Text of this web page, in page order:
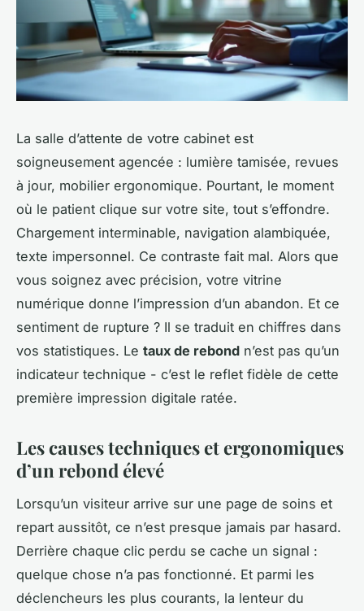
La salle d’attente de votre cabinet est
soigneusement agencée : lumière tamisée, revues
à jour, mobilier ergonomique. Pourtant, le moment
où le patient clique sur votre site, tout s’effondre.
Chargement interminable, navigation alambiquée,
texte impersonnel. Ce contraste fait mal. Alors que
vous soignez avec précision, votre vitrine
numérique donne l’impression d’un abandon. Et ce
sentiment de rupture ? Il se traduit en chiffres dans
vos statistiques. Le taux de rebond n’est pas qu’un
indicateur technique - c’est le reflet fidèle de cette
première impression digitale ratée.
Les causes techniques et ergonomiques
d’un rebond élevé
Lorsqu’un visiteur arrive sur une page de soins et
repart aussitôt, ce n’est presque jamais par hasard.
Derrière chaque clic perdu se cache un signal :
quelque chose n’a pas fonctionné. Et parmi les
déclencheurs les plus courants, la lenteur du